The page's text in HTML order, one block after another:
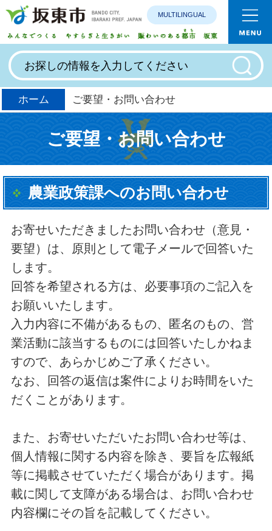
みんなで
MULTILINGUAL
ホーム ご要望・お問い合わせ
ご要望・お問い合わせ
農業政策課へのお問い合わせ
お寄せいただきましたお問い合わせ（意見・
要望）は、原則として電子メールで回答いた
します。
回答を希望される方は、必要事項のご記入を
お願いいたします。
入力内容に不備があるもの、匿名のもの、営
業活動に該当するものには回答いたしかねま
すので、あらかじめご了承ください。
なお、回答の返信は案件によりお時間をいた
だくことがあります。
また、お寄せいただいたお問い合わせ等は、
個人情報に関する内容を除き、要旨を広報紙
等に掲載させていただく場合があります。掲
載に関して支障がある場合は、お問い合わせ
内容欄にその旨を記載してください。